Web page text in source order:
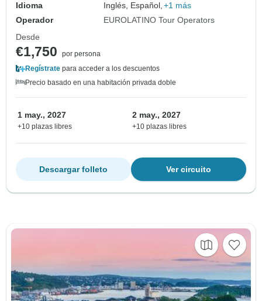
Idioma Inglés, Español, +1 más
Operador
EUROLATINO Tour Operators
Desde
€1,750
por persona
Regístrate para acceder a los descuentos
Precio basado en una habitación privada doble
1 may., 2027
+10 plazas libres
2 may., 2027
+10 plazas libres
Ver circuito
Descargar folleto